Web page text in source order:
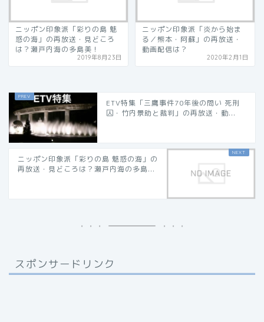
ニッポン印象派「彩りの島 魅
惑の海」の再放送・見どころ
は？瀬戸内海の多島美！
2019年8月23日
ニッポン印象派「炎から始ま
る／熊本・阿蘇」の再放送・
動画配信は？
2020年2月1日
ETV特集「三鷹事件70年後の問い 死刑
囚・竹内景助と裁判」の再放送・動...
ニッポン印象派「彩りの島 魅惑の海」の
再放送・見どころは？瀬戸内海の多島...
スポンサードリンク